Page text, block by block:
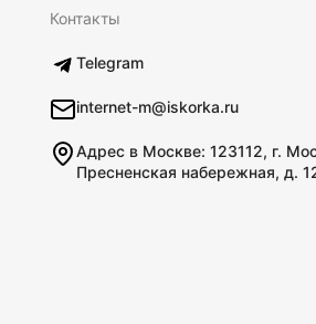
Контакты
Telegram
internet-m@iskorka.ru
Адрес в Москве: 123112, г.
Пресненская набережная, д.